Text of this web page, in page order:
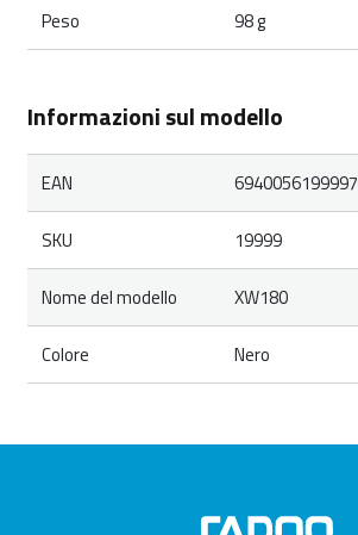
Peso 98 g
Informazioni sul modello
EAN 6940056199997
SKU 19999
Nome del modello XW180
Colore Nero